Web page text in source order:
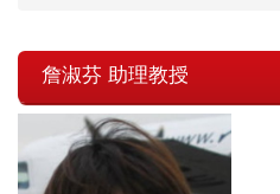
詹淑芬 助理教授